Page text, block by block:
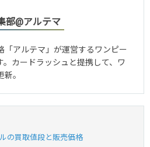
部@アルテマ
「アルテマ」が運営するワンピー
。カードラッシュと提携して、ワ
。
の買取値段と販売価格